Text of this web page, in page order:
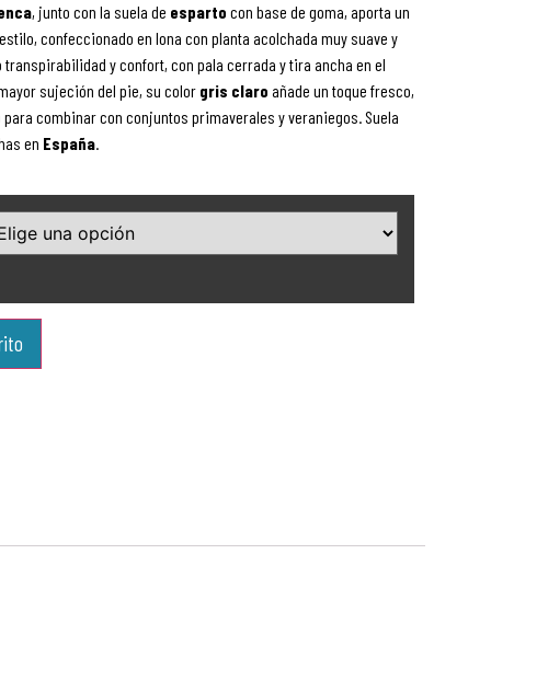
, junto con la suela de esparto con base de goma, aporta un
confeccionado en lona con planta acolchada muy suave y
y confort, con pala cerrada y tira ancha en el
sujeción del pie, su color gris claro añade un toque fresco,
combinar con conjuntos primaverales y veraniegos. Suela
en España.